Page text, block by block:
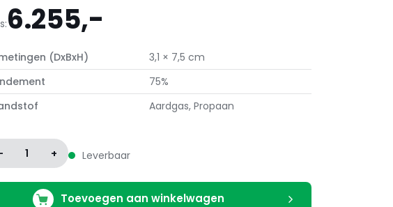
6.255,-
(DxBxH)
3,1 × 7,5 cm
75%
Aardgas, Propaan
1 + Leverbaar
Toevoegen aan winkelwagen